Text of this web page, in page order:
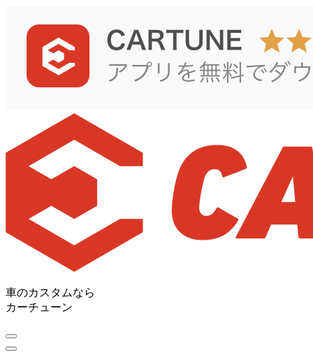
車のカスタムなら
カーチューン